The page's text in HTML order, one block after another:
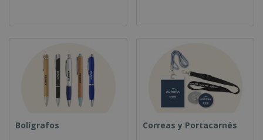
Bolígrafos Correas y Portacarnés